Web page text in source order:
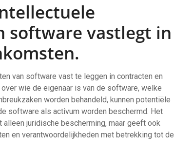
software vastlegt in
van software vast te leggen in contracten en
wie de eigenaar is van de software, welke
worden behandeld, kunnen potentiële
software als activum worden beschermd. Het
juridische bescherming, maar geeft ook
en verantwoordelijkheden met betrekking tot de